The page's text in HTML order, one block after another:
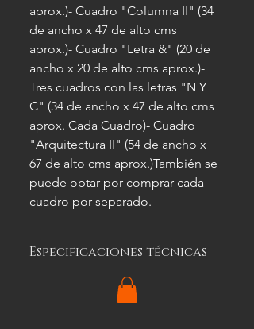
aprox.)- Cuadro "Columna II" (34
de ancho x 47 de alto cms
aprox.)- Cuadro "Letra &" (20 de
ancho x 20 de alto cms aprox.)-
Tres cuadros con las letras "N Y
C" (34 de ancho x 47 de alto cms
aprox. Cada Cuadro)- Cuadro
"Arquitectura II" (54 de ancho x
67 de alto cms aprox.)También se
puede optar por comprar cada
cuadro por separado.
Especificaciones técnicas
son meramente
ilustrativas, y las características del